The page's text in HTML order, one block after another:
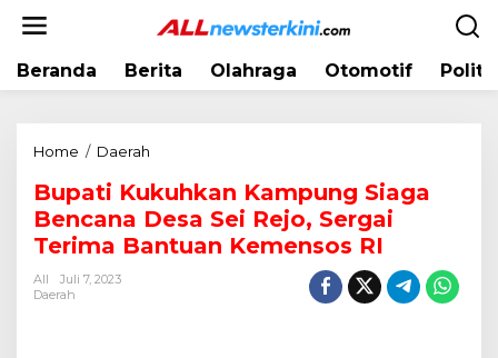
Beranda Berita Olahraga Otomotif
Home / Daerah
p
a
t
Bupati Kukuhkan Kampung Siaga
Bencana Desa Sei Rejo, Sergai
Terima Bantuan Kemensos RI
All
Juli 7, 2023
Daerah